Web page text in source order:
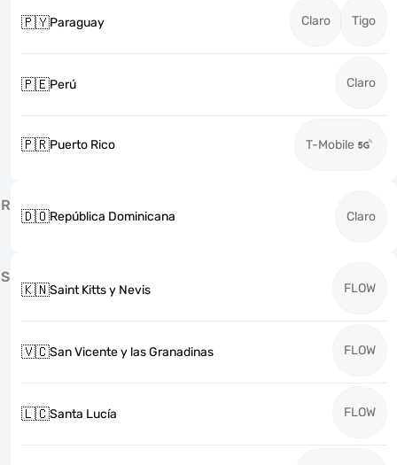
🇵🇾Paraguay Claro Tigo
🇵🇪Perú Claro
🇵🇷Puerto Rico T-Mobile
R
🇩🇴República Dominicana Claro
S
🇰🇳Saint Kitts y Nevis FLOW
🇻🇨San Vicente y las Granadinas FLOW
🇱🇨Santa Lucía FLOW